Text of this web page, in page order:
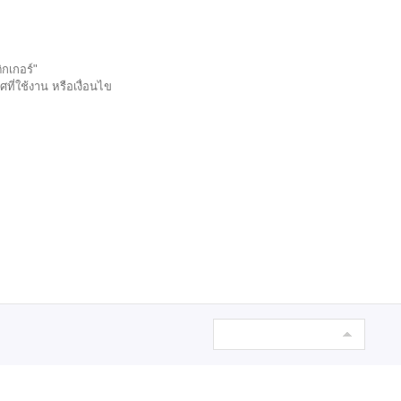
เกอร์"
ที่ใช้งาน หรือเงื่อนไข